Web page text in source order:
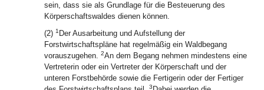
sein, dass sie als Grundlage für die Besteuerung des
Körperschaftswaldes dienen können.
(2) 1 Der Ausarbeitung und Aufstellung der
Forstwirtschaftspläne hat regelmäßig ein Waldbegang
vorauszugehen. 2An dem Begang nehmen mindestens eine
Vertreterin oder ein Vertreter der Körperschaft und der
unteren Forstbehörde sowie die Fertigerin oder der Fertiger
3